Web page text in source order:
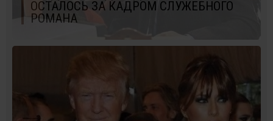
ОСТАЛОСЬ ЗА КАДРОМ СЛУЖЕБНОГО
РОМАНА